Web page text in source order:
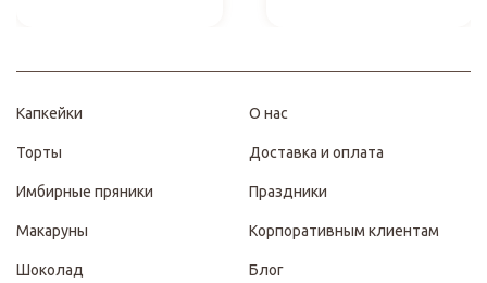
Капкейки
Торты
Имбирные пряники
Макаруны
Шоколад
О нас
Доставка и оплата
Праздники
Корпоративным клиентам
Блог